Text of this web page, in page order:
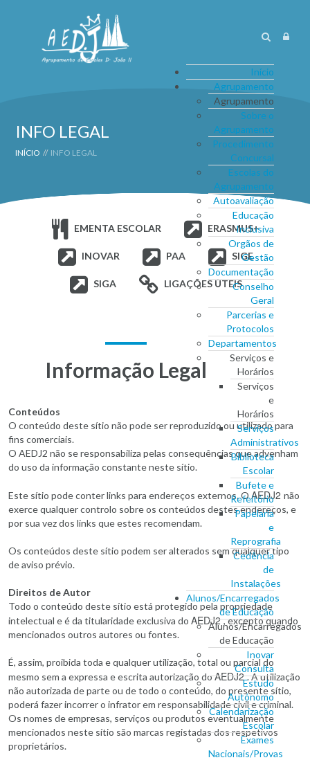
Início
Agrupamento
Agrupamento
Sobre o
Agrupamento
Procedimento
Concursal
Escolas do
Agrupamento
Autoavaliação
Educação
Inclusiva
Orgãos de
Gestão
Documentação
Conselho
Geral
Parcerias e
Protocolos
Departamentos
Serviços e
Horários
Serviços
e
Horários
Serviços
Administrativos
Biblioteca
Escolar
Bufete e
Refeitório
Papelaria
e
Reprografia
Cedência
de
Instalações
Alunos/Encarregados
de Educação
Alunos/Encarregados
de Educação
Inovar
Consulta
Estudo
Autónomo
Calendarização
Escolar
Exames
Nacionais/Provas
INFO LEGAL
INÍCIO // INFO LEGAL
EMENTA ESCOLAR ERASMUS+
INOVAR PAA SIGE
SIGA LIGAÇÕES ÚTEIS
Informação Legal
Conteúdos
O conteúdo deste sítio não pode ser reproduzido ou utilizado para
fins comerciais.
O AEDJ2 não se responsabiliza pelas consequências que advenham
do uso da informação constante neste sítio.
Este sítio pode conter links para endereços externos. OAEDJ2 não
exerce qualquer controlo sobre os conteúdos destes endereços, e
por sua vez dos links que estes recomendam.
Os conteúdos deste sítio podem ser alterados sem qualquer tipo
de aviso prévio.
Direitos de Autor
Todo o conteúdo deste sítio está protegido pela propriedade
intelectual e é da titularidade exclusiva do AEDJ2, excepto quando
mencionados outros autores ou fontes.
É, assim, proibida toda e qualquer utilização, total ou parcial do
mesmo sem a expressa e escrita autorização doAEDJ2. A utilização
não autorizada de parte ou de todo o conteúdo, do presente sítio,
poderá fazer incorrer o infrator em responsabilidade civil e criminal.
Os nomes de empresas, serviços ou produtos eventualmente
mencionados neste sítio são marcas registadas dos respetivos
proprietários.